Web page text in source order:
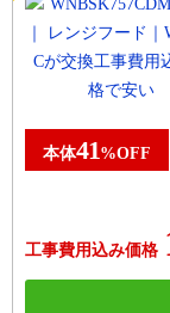
本体41%OFF
工事費用込み価格